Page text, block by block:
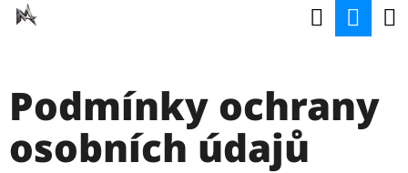
Přejít
Hledat
Podmínky ochrany
osobních údajů
K
K
C
O